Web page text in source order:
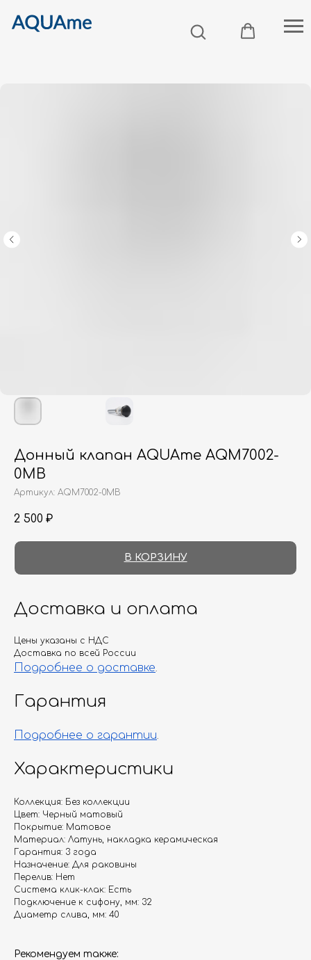
Донный клапан AQUAme AQM7002-
0MB
Артикул: AQM7002-0MB
2 500 ₽
В КОРЗИНУ
Доставка и оплата
Цены указаны с НДС
Доставка по всей России
Подробнее о доставке.
Гарантия
Подробнее о гарантии.
Характеристики
Коллекция: Без коллекции
Цвет: Черный матовый
Покрытие: Матовое
Материал: Латунь, накладка керамическая
Гарантия: 3 года
Назначение: Для раковины
Перелив: Нет
Система клик-клак: Есть
Подключение к сифону, мм: 32
Диаметр слива, мм: 40
Рекомендуем также: